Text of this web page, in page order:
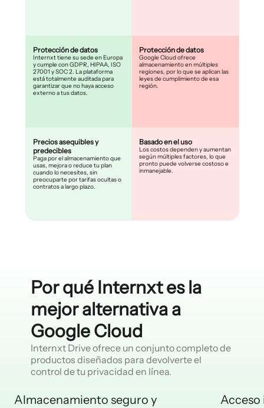
Protección de datos
Internxt tiene su sede en Europa
y cumple con GDPR, HIPAA, ISO
27001 y SOC 2. La plataforma
está totalmente auditada para
garantizar que no haya acceso
externo a tus datos.
Precios asequibles y
predecibles
Paga por el almacenamiento que
usas, mejora o reduce tu plan
cuando lo necesites, sin
preocuparte por tarifas ocultas o
contratos a largo plazo.
Protección de datos
Google Cloud ofrece
almacenamiento en múltiples
regiones, por lo que se aplican las
leyes de cumplimiento de esa
región.
Basado en el uso
Los costos dependen y aumentan
según múltiples factores, lo que
pronto puede volverse costoso e
inmanejable.
Por qué Internxt es la
mejor alternativa a
Google Cloud
Internxt Drive ofrece un conjunto completo de
productos diseñados para devolverte el
control de tu privacidad en línea.
Almacenamiento seguro y